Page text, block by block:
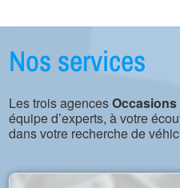
Nos services
Les trois agences
équipe d’experts, à votre
dans votre recherche de